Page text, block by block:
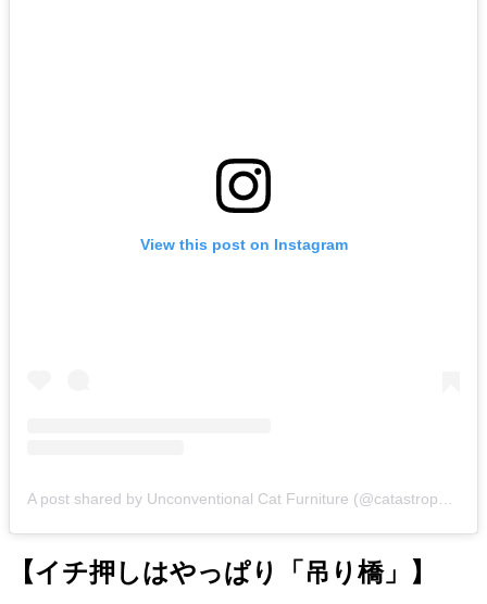
View this post on Instagram
【イチ押しはやっぱり「吊り橋」】